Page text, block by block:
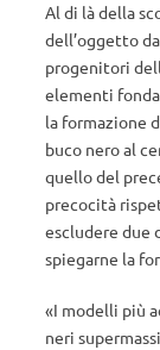
Al di là della
dell’oggetto
progenitori
elementi
la formazione
buco nero al
quello del
precocità
escludere due
spiegarne la
«I modelli più
neri